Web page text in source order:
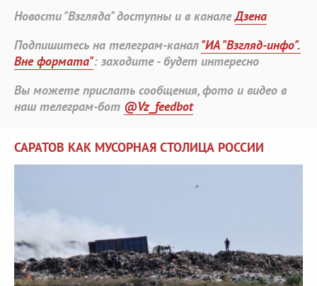
Новости "Взгляда" доступны и в каналеДзена
Подпишитесь на телеграм-канал"ИА "Взгляд-инфо".
Вне формата": заходите - будет интересно
Вы можете прислать сообщения, фото и видео в
наш телеграм-бот @Vz_feedbot
САРАТОВ КАК МУСОРНАЯ СТОЛИЦА РОССИИ